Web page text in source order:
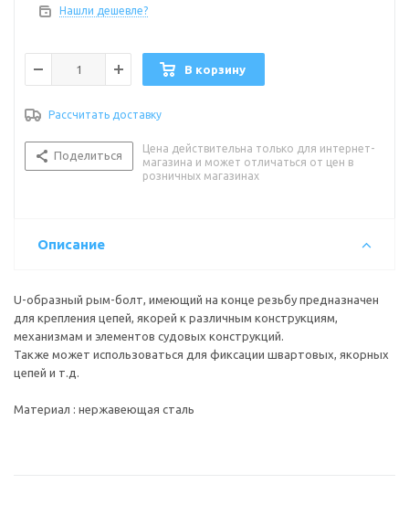
Материал : нержавеющая сталь
Нашли дешевле?
В корзину
Рассчитать доставку
Поделиться
Цена действительна только для интернет-
магазина и может отличаться от цен в
розничных магазинах
Описание
U-образный рым-болт, имеющий на конце резьбу предназначен
для крепления цепей, якорей к различным конструкциям,
механизмам и элементов судовых конструкций.
Также может использоваться для фиксации швартовых, якорных
цепей и т.д.
Материал : нержавеющая сталь